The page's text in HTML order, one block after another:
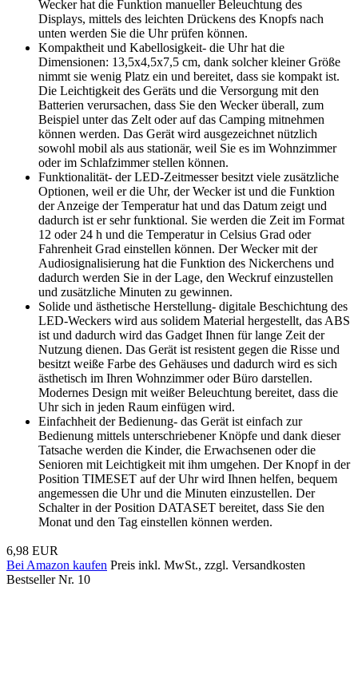
Wecker hat die Funktion manueller Beleuchtung des
Displays, mittels des leichten Drückens des Knopfs nach
unten werden Sie die Uhr prüfen können.
Kompaktheit und Kabellosigkeit- die Uhr hat die
Dimensionen: 13,5x4,5x7,5 cm, dank solcher kleiner Größe
nimmt sie wenig Platz ein und bereitet, dass sie kompakt ist.
Die Leichtigkeit des Geräts und die Versorgung mit den
Batterien verursachen, dass Sie den Wecker überall, zum
Beispiel unter das Zelt oder auf das Camping mitnehmen
können werden. Das Gerät wird ausgezeichnet nützlich
sowohl mobil als aus stationär, weil Sie es im Wohnzimmer
oder im Schlafzimmer stellen können.
Funktionalität- der LED-Zeitmesser besitzt viele zusätzliche
Optionen, weil er die Uhr, der Wecker ist und die Funktion
der Anzeige der Temperatur hat und das Datum zeigt und
dadurch ist er sehr funktional. Sie werden die Zeit im Format
12 oder 24 h und die Temperatur in Celsius Grad oder
Fahrenheit Grad einstellen können. Der Wecker mit der
Audiosignalisierung hat die Funktion des Nickerchens und
dadurch werden Sie in der Lage, den Weckruf einzustellen
und zusätzliche Minuten zu gewinnen.
Solide und ästhetische Herstellung- digitale Beschichtung des
LED-Weckers wird aus solidem Material hergestellt, das ABS
ist und dadurch wird das Gadget Ihnen für lange Zeit der
Nutzung dienen. Das Gerät ist resistent gegen die Risse und
besitzt weiße Farbe des Gehäuses und dadurch wird es sich
ästhetisch im Ihren Wohnzimmer oder Büro darstellen.
Modernes Design mit weißer Beleuchtung bereitet, dass die
Uhr sich in jeden Raum einfügen wird.
Einfachheit der Bedienung- das Gerät ist einfach zur
Bedienung mittels unterschriebener Knöpfe und dank dieser
Tatsache werden die Kinder, die Erwachsenen oder die
Senioren mit Leichtigkeit mit ihm umgehen. Der Knopf in der
Position TIMESET auf der Uhr wird Ihnen helfen, bequem
angemessen die Uhr und die Minuten einzustellen. Der
Schalter in der Position DATASET bereitet, dass Sie den
Monat und den Tag einstellen können werden.
6,98 EUR
Bei Amazon kaufen Preis inkl. MwSt., zzgl. Versandkosten
Bestseller Nr. 10